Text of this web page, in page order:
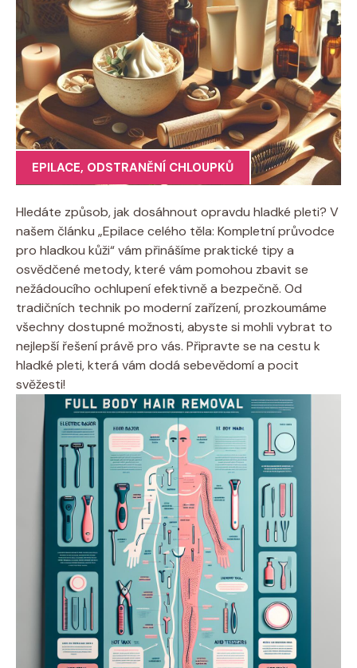
EPILACE, ODSTRANĚNÍ CHLOUPKŮ
Hledáte způsob, jak dosáhnout opravdu hladké pleti? V
našem článku „Epilace celého těla: Kompletní průvodce
pro hladkou kůži“ vám přinášíme praktické tipy a
osvědčené metody, které vám pomohou zbavit se
nežádoucího ochlupení efektivně a bezpečně. Od
tradičních technik po moderní zařízení, prozkoumáme
všechny dostupné možnosti, abyste si mohli vybrat to
nejlepší řešení právě pro vás. Připravte se na cestu k
hladké pleti, která vám dodá sebevědomí a pocit
svěžesti!